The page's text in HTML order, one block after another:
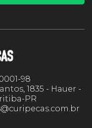
98
1835 - Hauer -
PR